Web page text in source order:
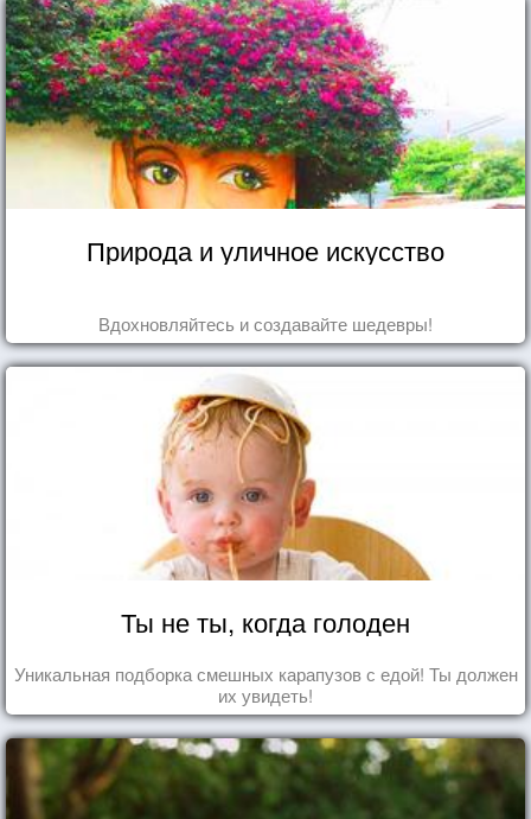
Природа и уличное искусство
Вдохновляйтесь и создавайте шедевры!
Ты не ты, когда голоден
Уникальная подборка смешных карапузов с едой! Ты должен
их увидеть!